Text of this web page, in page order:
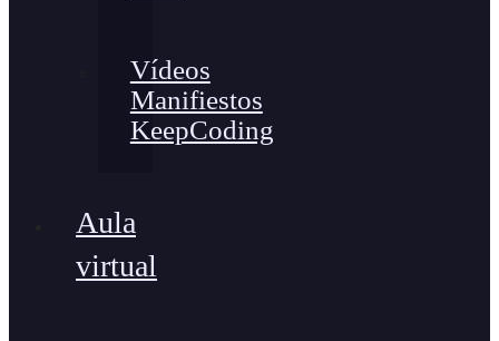
Vídeos
Manifiestos
KeepCoding
Aula
virtual